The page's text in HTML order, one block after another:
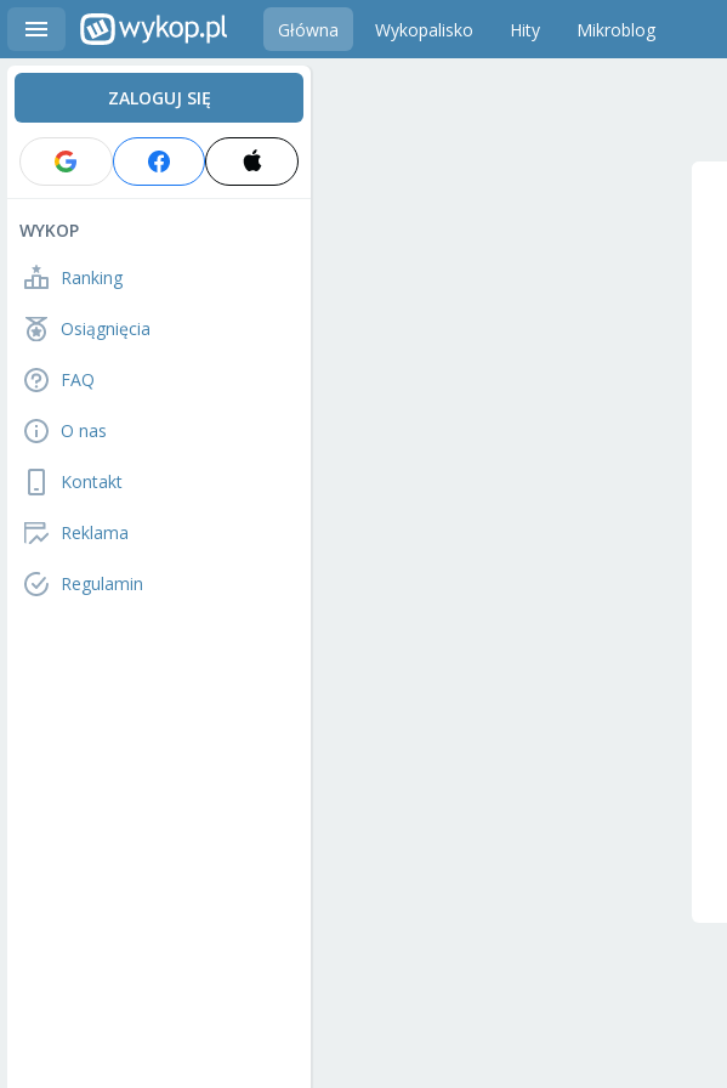
Główna Wykopalisko Hity Mikroblog
ZALOGUJ SIĘ
WYKOP
Ranking
Osiągnięcia
FAQ
O nas
Kontakt
Reklama
Regulamin